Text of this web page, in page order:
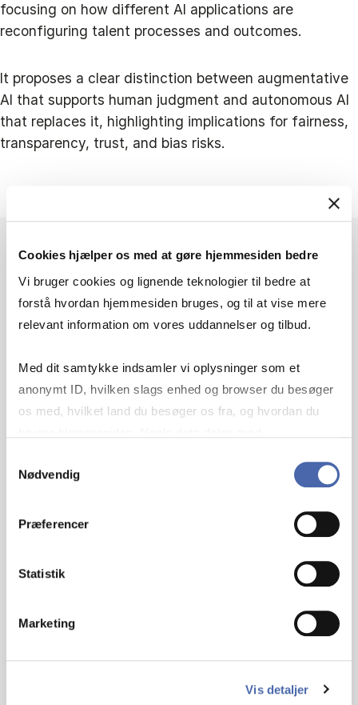
Cookies hjælper os med at gøre hjemmesiden bedre
Vi bruger cookies og lignende teknologier til bedre at
forstå hvordan hjemmesiden bruges, og til at vise mere
relevant information om vores uddannelser og tilbud.
Med dit samtykke indsamler vi oplysninger som et
anonymt ID, hvilken slags enhed og browser du besøger
os med, hvilket land du besøger os fra, og hvordan du
markedsføring. Du bestemmer selv - og kan altid trække
Nødvendig
Præferencer
Statistik
Marketing
Vis detaljer
focusing on how different AI applications are
reconfiguring talent processes and outcomes.
It proposes a clear distinction between augmentative
AI that supports human judgment and autonomous AI
that replaces it, highlighting implications for fairness,
transparency, trust, and bias risks.
AUGMENTATIVE OR
AUTONOMOUS?
REFRAMING
ARTIFICIAL
INTELLIGENCE IN
MANAGEMENT
SYSTEMATIC REVIEW
Link to the publication here